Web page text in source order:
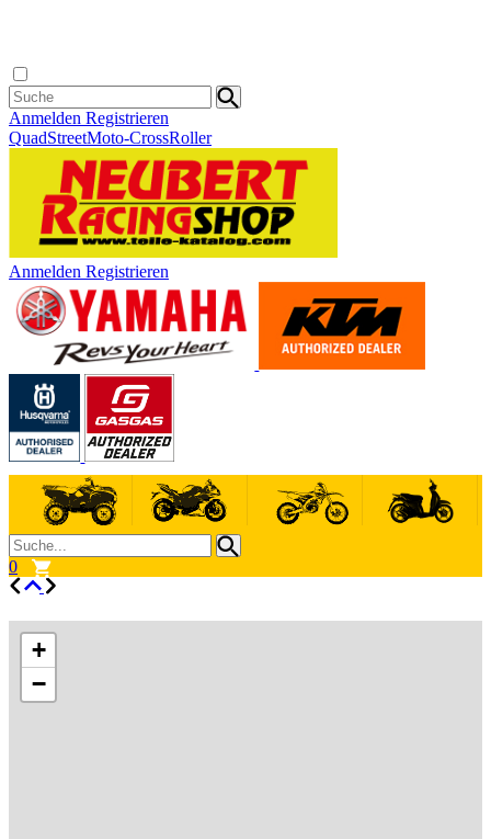
Anmelden Registrieren
QuadStreetMoto-CrossRoller
Anmelden Registrieren
0
+
−